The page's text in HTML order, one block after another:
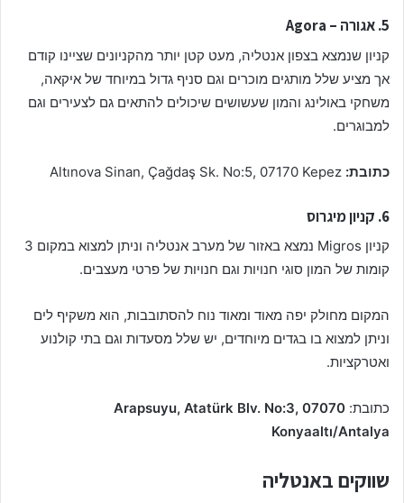
5. אגורה – Agora
קניון שנמצא בצפון אנטליה, מעט קטן יותר מהקניונים שציינו קודם
אך מציע שלל מותגים מוכרים וגם סניף גדול במיוחד של איקאה,
משחקי באולינג והמון שעשושים שיכולים להתאים גם לצעירים וגם
למבוגרים.
כתובת:
6. קניון מיגרוס
קניון Migros נמצא באזור של מערב אנטליה וניתן למצוא במקום 3
קומות של המון סוגי חנויות וגם חנויות של פרטי מעצבים.
המקום מחולק יפה מאוד ומאוד נוח להסתובבות, הוא משקיף לים
וניתן למצוא בו בגדים מיוחדים, יש שלל מסעדות וגם בתי קולנוע
ואטרקציות.
כתובת: Arapsuyu, Atatürk Blv. No:3, 07070
Konyaaltı/Antalya
שווקים באנטליה